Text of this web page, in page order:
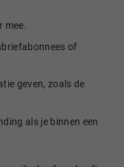
mee.
of
geven, zoals de
als je binnen een